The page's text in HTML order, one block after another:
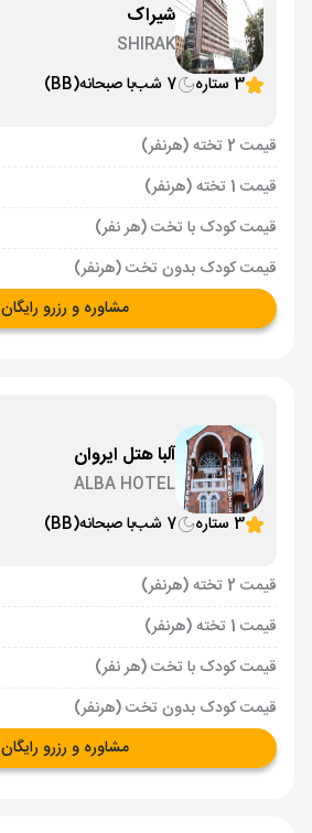
شیراک
SHIRAK
3 ستاره
7 شب با صبحانه(BB)
قیمت 2 تخته (هرنفر)
قیمت 1 تخته (هرنفر)
قیمت کودک با تخت (هر نفر)
قیمت کودک بدون تخت (هرنفر)
مشاوره و رزرو رایگان
آلبا هتل ایروان
ALBA HOTEL
3 ستاره
7 شب با صبحانه(BB)
قیمت 2 تخته (هرنفر)
قیمت 1 تخته (هرنفر)
قیمت کودک با تخت (هر نفر)
قیمت کودک بدون تخت (هرنفر)
مشاوره و رزرو رایگان